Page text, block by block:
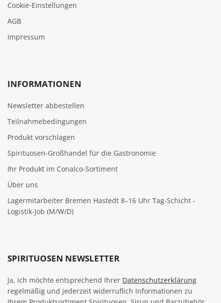
Cookie‑Einstellungen
AGB
Impressum
INFORMATIONEN
Newsletter abbestellen
Teilnahmebedingungen
Produkt vorschlagen
Spirituosen-Großhandel für die Gastronomie
Ihr Produkt im Conalco-Sortiment
Über uns
Lagermitarbeiter Bremen Hastedt 8–16 Uhr Tag-Schicht -
Logistik-Job (M/W/D)
SPIRITUOSEN NEWSLETTER
Ja, ich möchte entsprechend Ihrer Datenschutzerklärung
regelmäßig und jederzeit widerruflich Informationen zu